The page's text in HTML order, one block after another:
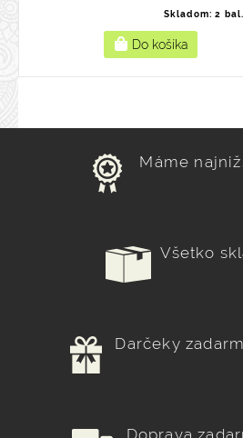
Skladom: 2 bal.
Máme
Všetko
Darčeky